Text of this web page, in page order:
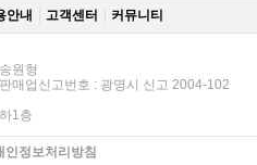
안내 고객센터 커뮤니티
원형
매업신고번호 : 광명시 신고 2004-102
1층
인정보처리방침